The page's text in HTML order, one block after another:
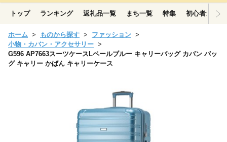
トップ ランキング 返礼品一覧 まち一覧 特集 初心者ガイド
ホーム ものから探す
ファッション
小物・カバン・アクセサリー
G596 AP7663スーツケースLペールブルー キャリーバッグ カバン バッ
グ キャリー かばん キャリーケース